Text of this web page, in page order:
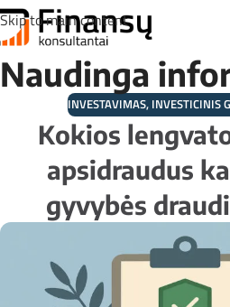
Skip to main content
Naudinga
INVESTAVIMAS, INVESTICINIS
Kokios
apsidraudus
gyvybės